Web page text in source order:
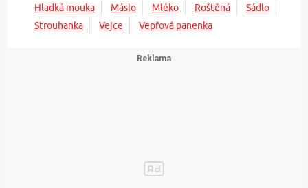
Hladká mouka
Máslo Mléko Roštěná
Sádlo
Strouhanka
Vejce Vepřová panenka